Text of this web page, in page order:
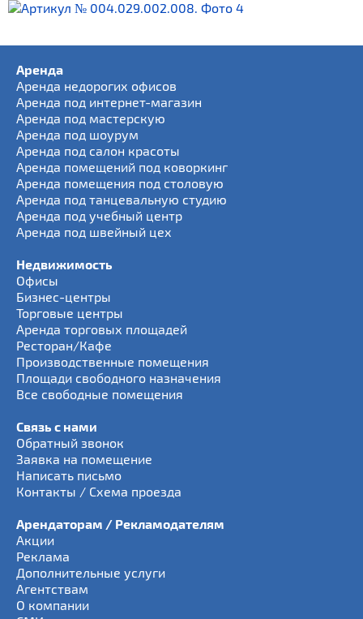
Аренда
Аренда недорогих офисов
Аренда под интернет-магазин
Аренда под мастерскую
Аренда под шоурум
Аренда под салон красоты
Аренда помещений под коворкинг
Аренда помещения под столовую
Аренда под танцевальную студию
Аренда под учебный центр
Аренда под швейный цех
Недвижимость
Офисы
Бизнес-центры
Торговые центры
Аренда торговых площадей
Ресторан/Кафе
Производственные помещения
Площади свободного назначения
Все свободные помещения
Связь с нами
Обратный звонок
Заявка на помещение
Написать письмо
Контакты / Схема проезда
Арендаторам / Рекламодателям
Акции
Реклама
Дополнительные услуги
Агентствам
О компании